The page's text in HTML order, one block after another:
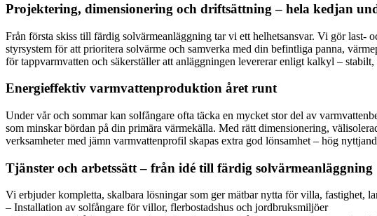
Projektering, dimensionering och driftsättning – hela kedjan
Från första skiss till färdig solvärmeanläggning tar vi ett helhetsansvar. Vi gör
styrsystem för att prioritera solvärme och samverka med din befintliga panna,
för tappvarmvatten och säkerställer att anläggningen levererar enligt kalkyl –
Energieffektiv varmvattenproduktion året runt
Under vår och sommar kan solfångare ofta täcka en mycket stor del av
som minskar bördan på din primära värmekälla. Med rätt dimensionering,
verksamheter med jämn varmvattenprofil skapas extra god lönsamhet – hög
Tjänster och arbetssätt – från idé till färdig solvärmeanläggning
Vi erbjuder kompletta, skalbara lösningar som ger mätbar nytta för villa, fastighet,
– Installation av solfångare för villor, flerbostadshus och jordbruksmiljöer